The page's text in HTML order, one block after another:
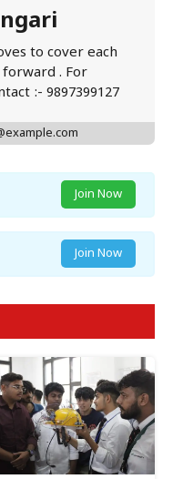
to cover each
. For
:- 9897399127
Join Now
Join Now